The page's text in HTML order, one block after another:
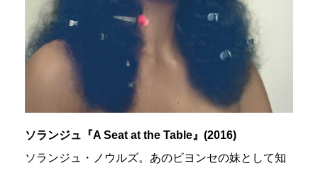
ソランジュ『A Seat at the Table』(2016)
ソランジュ・ノウルズ。あのビヨンセの妹として知